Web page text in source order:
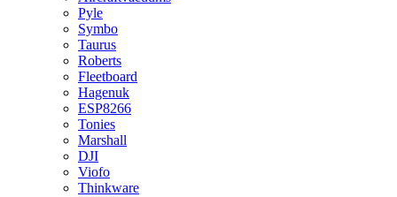
Pyle
Symbo
Taurus
Roberts
Fleetboard
Hagenuk
ESP8266
Tonies
Marshall
DJI
Viofo
Thinkware